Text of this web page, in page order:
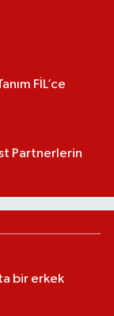
FİL’ce
Partnerlerin
bir erkek